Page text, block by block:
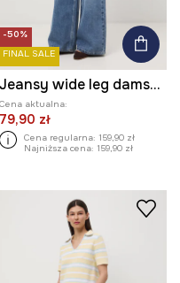
-50%
FINAL SALE
Jeansy wide leg damskie
Cena aktualna:
79,90 zł
Cena regularna: 159,90 zł
Najniższa cena: 159,90 zł